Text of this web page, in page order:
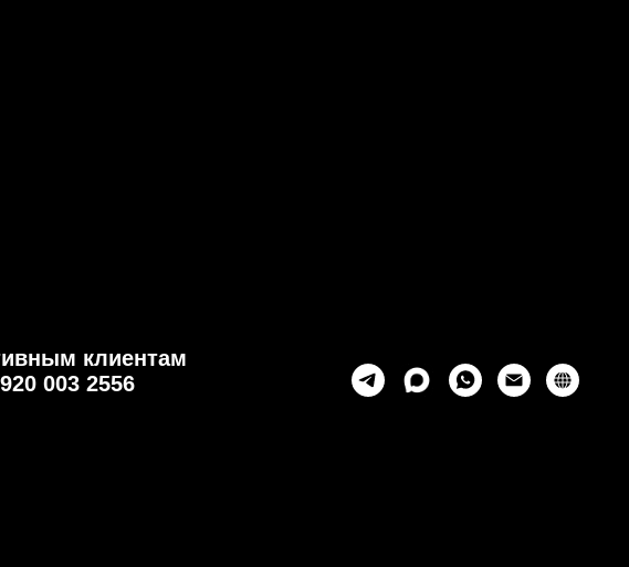
клиентам
003 2556